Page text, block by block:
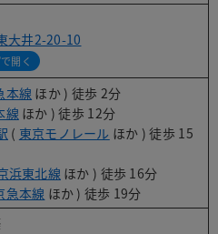
大井2-20-10
開く
本線 ほか ) 徒歩 2分
線 ほか ) 徒歩 12分
( 東京モノレール ほか ) 徒歩 15
浜東北線 ほか ) 徒歩 16分
急本線 ほか ) 徒歩 19分